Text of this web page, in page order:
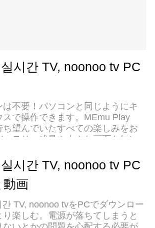
시간 TV, noonoo tv PC
は不要！パソコンと同じようにキ
スで操作できます。MEmu Play
ち望んでいたすべての楽しみをお
テリー残量や小さな画面を気に
。最新のMEmu 9は、누누티비 - 실
tvをPCで体験するのに最適です！
ングシステムにより、PCのよう
り、複数のアプリケーションを同
す。独自の仮想化エンジンがPCの
시간 TV, noonoo tv PC
動画
TV, noonoo tvをPCでダウンロー
り楽しむ。電源が落ちてしまうと